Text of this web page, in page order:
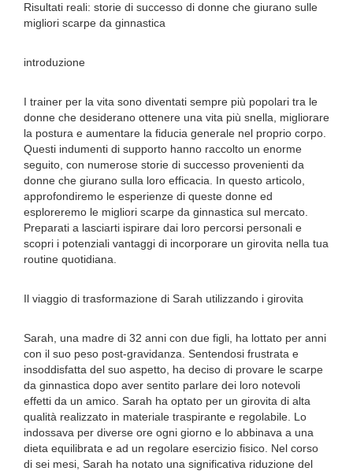
Risultati reali: storie di successo di donne che giurano sulle
migliori scarpe da ginnastica
introduzione
I trainer per la vita sono diventati sempre più popolari tra le
donne che desiderano ottenere una vita più snella, migliorare
la postura e aumentare la fiducia generale nel proprio corpo.
Questi indumenti di supporto hanno raccolto un enorme
seguito, con numerose storie di successo provenienti da
donne che giurano sulla loro efficacia. In questo articolo,
approfondiremo le esperienze di queste donne ed
esploreremo le migliori scarpe da ginnastica sul mercato.
Preparati a lasciarti ispirare dai loro percorsi personali e
scopri i potenziali vantaggi di incorporare un girovita nella tua
routine quotidiana.
Il viaggio di trasformazione di Sarah utilizzando i girovita
Sarah, una madre di 32 anni con due figli, ha lottato per anni
con il suo peso post-gravidanza. Sentendosi frustrata e
insoddisfatta del suo aspetto, ha deciso di provare le scarpe
da ginnastica dopo aver sentito parlare dei loro notevoli
effetti da un amico. Sarah ha optato per un girovita di alta
qualità realizzato in materiale traspirante e regolabile. Lo
indossava per diverse ore ogni giorno e lo abbinava a una
dieta equilibrata e ad un regolare esercizio fisico. Nel corso
di sei mesi, Sarah ha notato una significativa riduzione del